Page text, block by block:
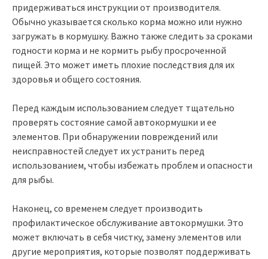
придерживаться инструкции от производителя.
Обычно указывается сколько корма можно или нужно
загружать в кормушку. Важно также следить за сроками
годности корма и не кормить рыбу просроченной
пищей. Это может иметь плохие последствия для их
здоровья и общего состояния.
Перед каждым использованием следует тщательно
проверять состояние самой автокормушки и ее
элементов. При обнаружении повреждений или
неисправностей следует их устранить перед
использованием, чтобы избежать проблем и опасности
для рыбы.
Наконец, со временем следует производить
профилактическое обслуживание автокормушки. Это
может включать в себя чистку, замену элементов или
другие мероприятия, которые позволят поддерживать